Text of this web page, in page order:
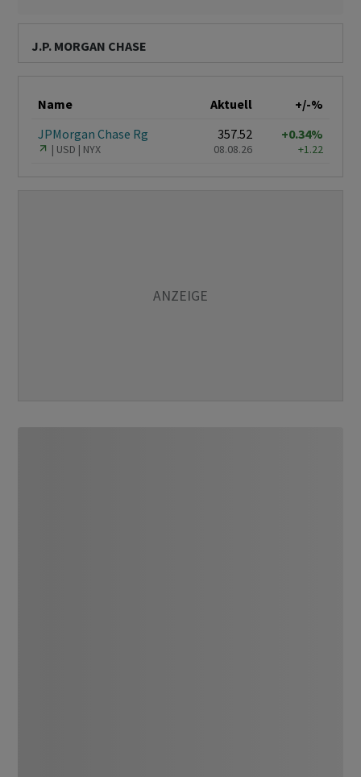
J.P. MORGAN CHASE
Name Aktuell
+/-%
JPMorgan Chase Rg
USD NYX
357.52
08.08.26
+0.34%
+1.22